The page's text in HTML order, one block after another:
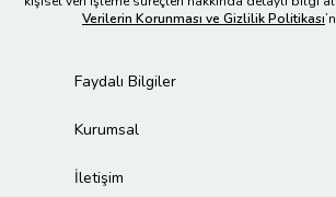
Verilerin Korunması ve Gizlilik Politikası
Faydalı Bilgiler
Kurumsal
İletişim